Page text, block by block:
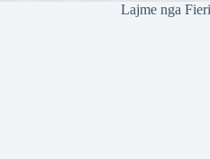
Lajme nga Fieri